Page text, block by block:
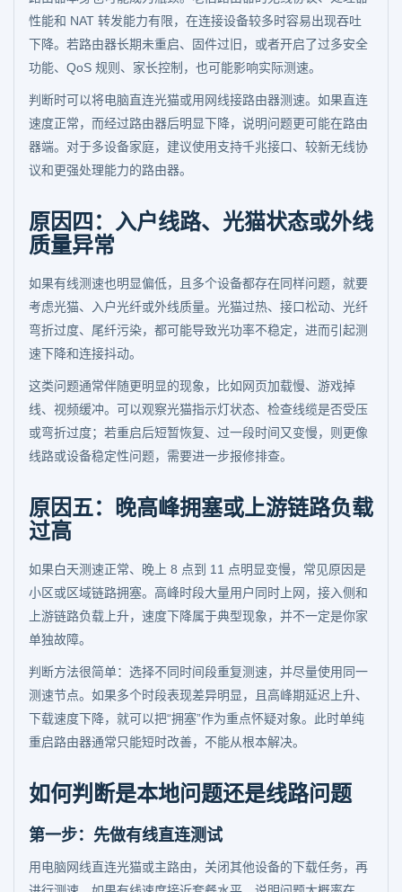
性能和 NAT 转发能力有限，在连接设备较多时容易出现吞吐
下降。若路由器长期未重启、固件过旧，或者开启了过多安全
功能、QoS 规则、家长控制，也可能影响实际测速。
判断时可以将电脑直连光猫或用网线接路由器测速。如果直连
速度正常，而经过路由器后明显下降，说明问题更可能在路由
器端。对于多设备家庭，建议使用支持千兆接口、较新无线协
议和更强处理能力的路由器。
原因四：入户线路、光猫状态或外线
质量异常
如果有线测速也明显偏低，且多个设备都存在同样问题，就要
考虑光猫、入户光纤或外线质量。光猫过热、接口松动、光纤
弯折过度、尾纤污染，都可能导致光功率不稳定，进而引起测
速下降和连接抖动。
这类问题通常伴随更明显的现象，比如网页加载慢、游戏掉
线、视频缓冲。可以观察光猫指示灯状态、检查线缆是否受压
或弯折过度；若重启后短暂恢复、过一段时间又变慢，则更像
线路或设备稳定性问题，需要进一步报修排查。
原因五：晚高峰拥塞或上游链路负载
过高
如果白天测速正常、晚上 8 点到 11 点明显变慢，常见原因是
小区或区域链路拥塞。高峰时段大量用户同时上网，接入侧和
上游链路负载上升，速度下降属于典型现象，并不一定是你家
单独故障。
判断方法很简单：选择不同时间段重复测速，并尽量使用同一
测速节点。如果多个时段表现差异明显，且高峰期延迟上升、
下载速度下降，就可以把“拥塞”作为重点怀疑对象。此时单纯
重启路由器通常只能短时改善，不能从根本解决。
如何判断是本地问题还是线路问题
第一步：先做有线直连测试
用电脑网线直连光猫或主路由，关闭其他设备的下载任务，再